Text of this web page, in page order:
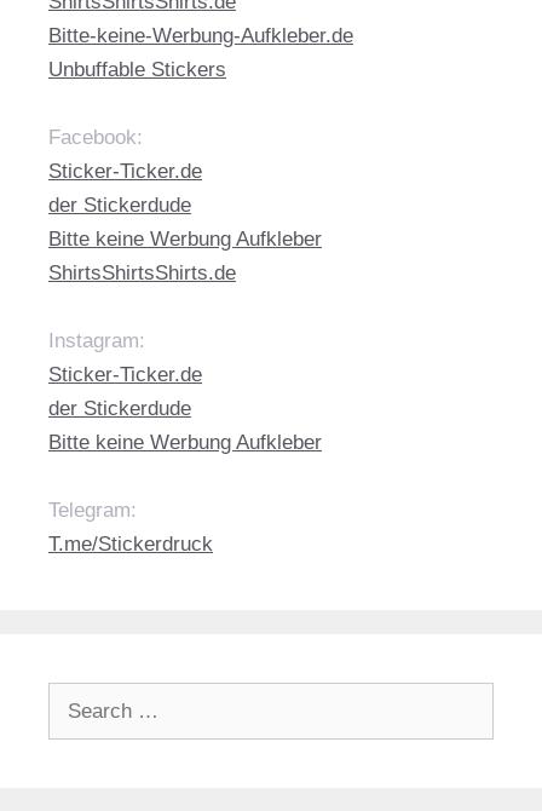
Bitte-keine-Werbung-Aufkleber.de
Unbuffable Stickers
Facebook:
Sticker-Ticker.de
der Stickerdude
Bitte keine Werbung Aufkleber
ShirtsShirtsShirts.de
Instagram:
Sticker-Ticker.de
der Stickerdude
Bitte keine Werbung Aufkleber
Telegram:
T.me/Stickerdruck
Search